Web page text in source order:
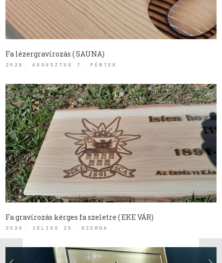
Fa lézergravírozás ( SAUNA)
2026. AUGUSZTUS 7. PÉNTEK
Fa gravírozás kérges fa szeletre ( EKE VÁR)
2026. JÚLIUS 29. SZERDA